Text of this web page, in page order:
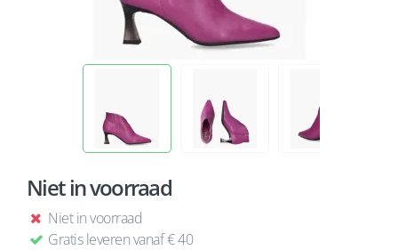
Niet in voorraad
Niet in voorraad
Gratis leveren vanaf € 40